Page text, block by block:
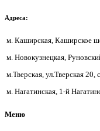
Адреса:
м. Каширская, Каширское
м. Новокузнецкая,
м.Тверская, ул.Тверская 20,
м. Нагатинская, 1-й
Меню